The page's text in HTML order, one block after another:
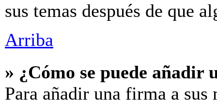
sus temas después de que
Arriba
» ¿Cómo se puede añadir
Para añadir una firma a sus